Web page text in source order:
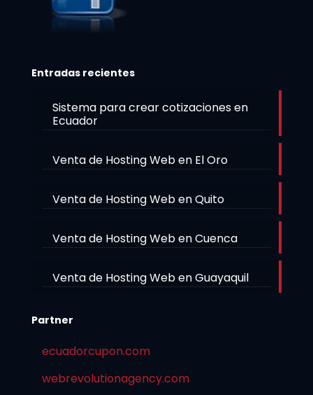
Entradas recientes
Sistema para crear cotizaciones en
Ecuador
Venta de Hosting Web en El Oro
Venta de Hosting Web en Quito
Venta de Hosting Web en Cuenca
Venta de Hosting Web en Guayaquil
Partner
ecuadorcupon.com
webrevolutionagency.com